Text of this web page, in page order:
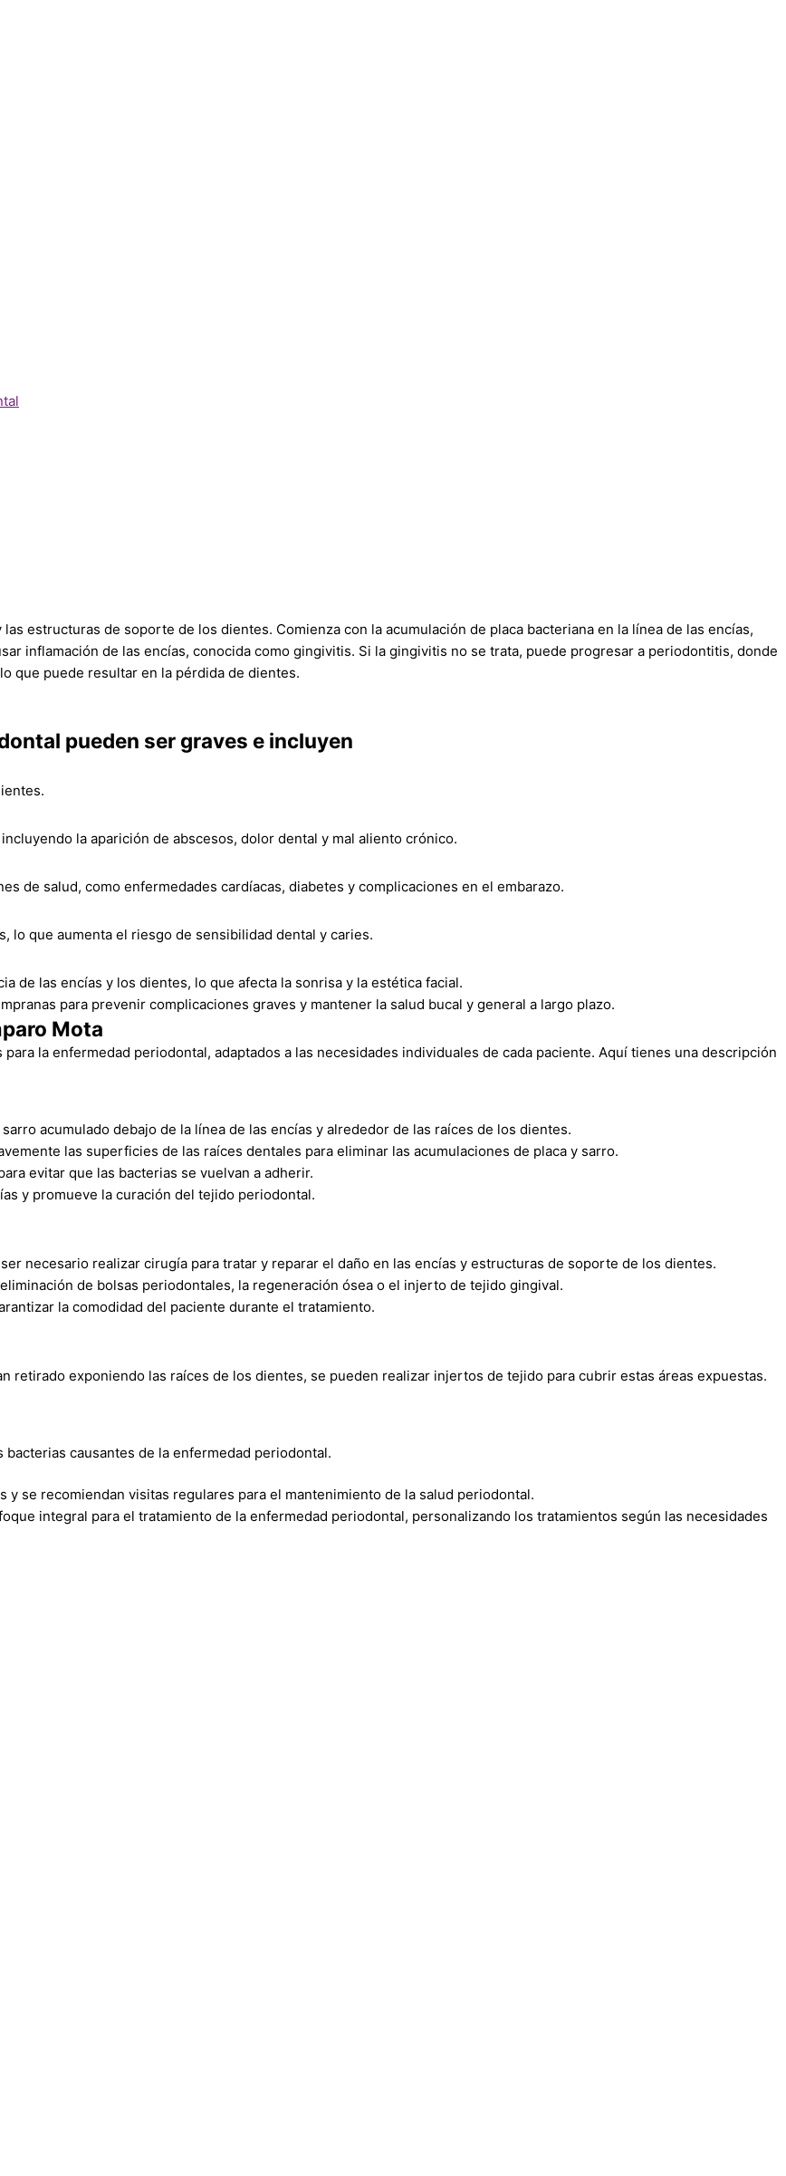
estructuras de soporte de los dientes. Comienza con la acumulación de placa bacteriana en la línea de las encías,
inflamación de las encías, conocida como gingivitis. Si la gingivitis no se trata, puede progresar a periodontitis, donde
que puede resultar en la pérdida de dientes.
pueden ser graves e incluyen
la aparición de abscesos, dolor dental y mal aliento crónico.
de salud, como enfermedades cardíacas, diabetes y complicaciones en el embarazo.
lo que aumenta el riesgo de sensibilidad dental y caries.
de las encías y los dientes, lo que afecta la sonrisa y la estética facial.
para prevenir complicaciones graves y mantener la salud bucal y general a largo plazo.
Mota
la enfermedad periodontal, adaptados a las necesidades individuales de cada paciente. Aquí tienes una descripción
acumulado debajo de la línea de las encías y alrededor de las raíces de los dientes.
las superficies de las raíces dentales para eliminar las acumulaciones de placa y sarro.
evitar que las bacterias se vuelvan a adherir.
y promueve la curación del tejido periodontal.
necesario realizar cirugía para tratar y reparar el daño en las encías y estructuras de soporte de los dientes.
de bolsas periodontales, la regeneración ósea o el injerto de tejido gingival.
la comodidad del paciente durante el tratamiento.
retirado exponiendo las raíces de los dientes, se pueden realizar injertos de tejido para cubrir estas áreas expuestas.
causantes de la enfermedad periodontal.
se recomiendan visitas regulares para el mantenimiento de la salud periodontal.
integral para el tratamiento de la enfermedad periodontal, personalizando los tratamientos según las necesidades